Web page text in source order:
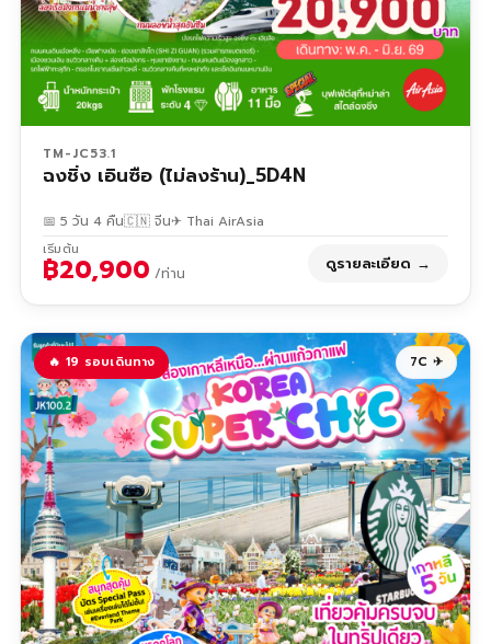
TM-JC53.1
ฉงชิ่ง เอินซือ (ไม่ลงร้าน)_5D4N
📅 5 วัน 4 คืน🇨🇳 จีน✈ Thai AirAsia
เริ่มต้น
฿20,900 /ท่าน ดูรายละเอียด →
🔥 19 รอบเดินทาง 7C ✈